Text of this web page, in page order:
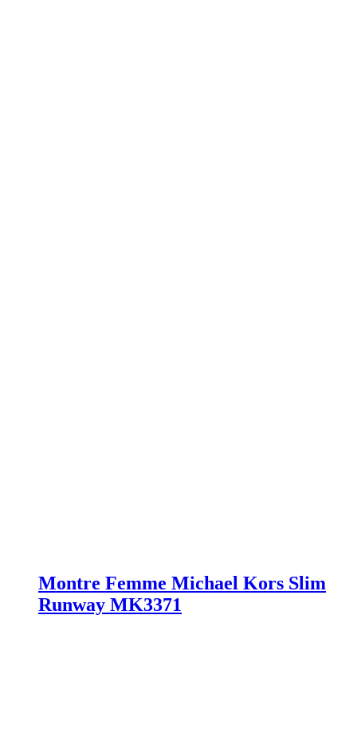
Montre Femme Michael Kors Slim
Runway MK3371